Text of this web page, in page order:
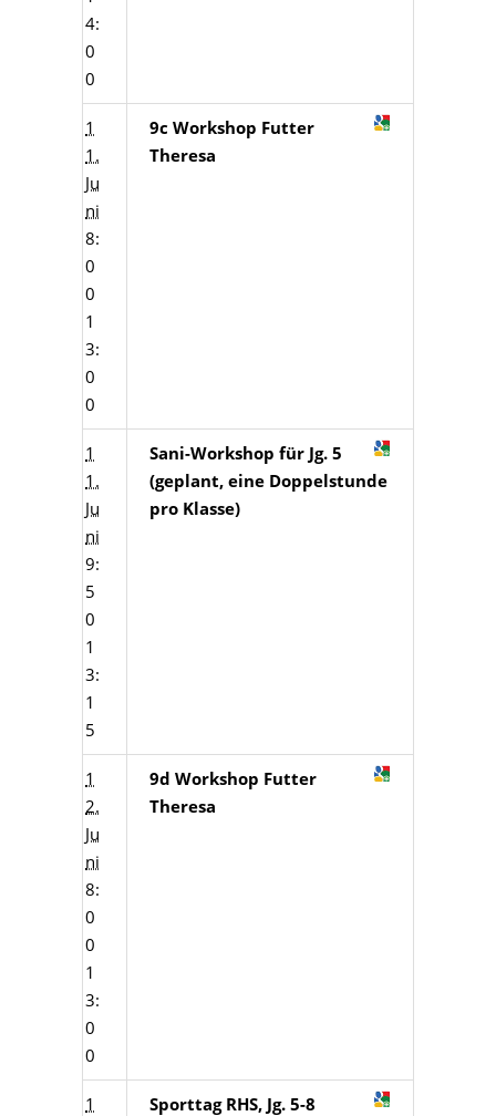
4:
0
0
1
1.
Ju
ni
8:
0
0
1
3:
0
0
9c Workshop Futter
Theresa
1
1.
Ju
ni
9:
5
0
1
3:
1
5
Sani-Workshop für Jg. 5
(geplant, eine Doppelstunde
pro Klasse)
1
2.
Ju
ni
8:
0
0
1
3:
0
0
9d Workshop Futter
Theresa
1
Sporttag RHS, Jg. 5-8